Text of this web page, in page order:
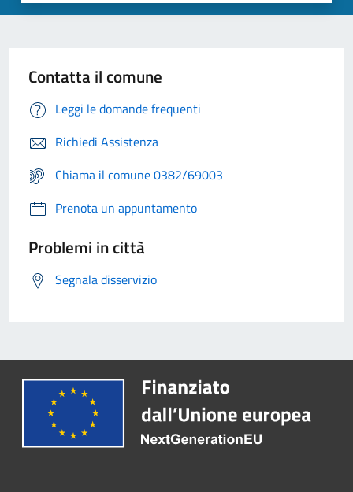
Contatta il comune
Leggi le domande frequenti
Richiedi Assistenza
Chiama il comune 0382/69003
Prenota un appuntamento
Problemi in città
Segnala disservizio